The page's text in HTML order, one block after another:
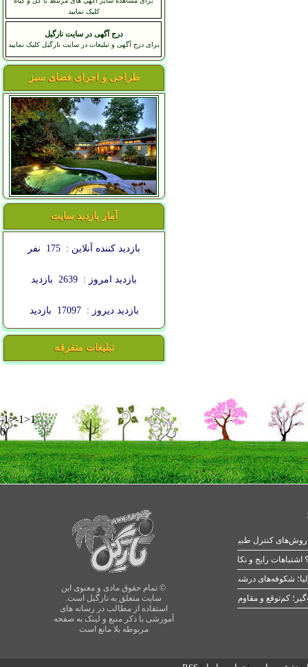
کلیک نمایید
درج آگهی در سایت نارگیل
برای درج آگهی و تبلیغات در سایت نارگیل کلیک نمایید
طراحی و اجرای فضای سبز
آمار بازدید سایت
بازدید کننده آنلاین : 175 نفر
بازدید امروز : 2639 بازدید
بازدید دیروز : 17097 بازدید
تبلیغات متفرقه
-1>-1>1
0
© تمام حقوق مادی و معنوی این
سایت متعلق به نارگیل است.
استفاده از مطالب در رسانه های
آموزشی با ذکر منبع و لینک به صفحه
مربوطه بلا مانع است
رایج و نکات طلایی
شکوفه‌های درشت در بهار